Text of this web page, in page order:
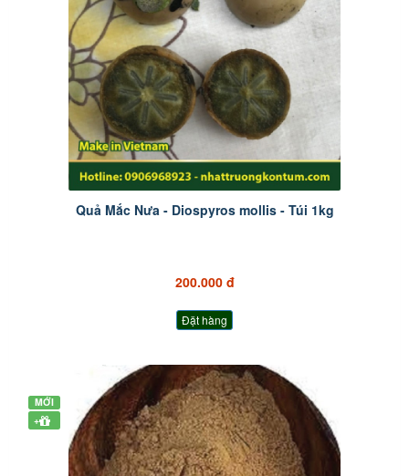
Quả Mắc Nưa - Diospyros mollis - Túi 1kg
200.000 đ
Đặt hàng
MỚI
+